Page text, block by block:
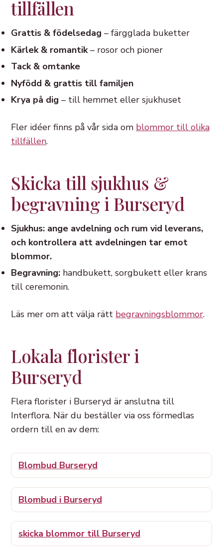
tillfällen
Grattis & födelsedag – färgglada buketter
Kärlek & romantik– rosor och pioner
Tack & omtanke
Nyfödd & grattis till familjen
Krya på dig – till hemmet eller sjukhuset
Fler idéer finns på vår sida om blommor till olika
tillfällen.
Skicka till sjukhus &
begravning i Burseryd
Sjukhus: ange avdelning och rum vid leverans,
och kontrollera att avdelningen tar emot
blommor.
Begravning: handbukett, sorgbukett eller krans
till ceremonin.
Läs mer om att välja rätt begravningsblommor.
Lokala florister i
Burseryd
Flera florister i Burseryd är anslutna till
Interflora. När du beställer via oss förmedlas
ordern till en av dem:
Blombud Burseryd
Blombud i Burseryd
skicka blommor till Burseryd